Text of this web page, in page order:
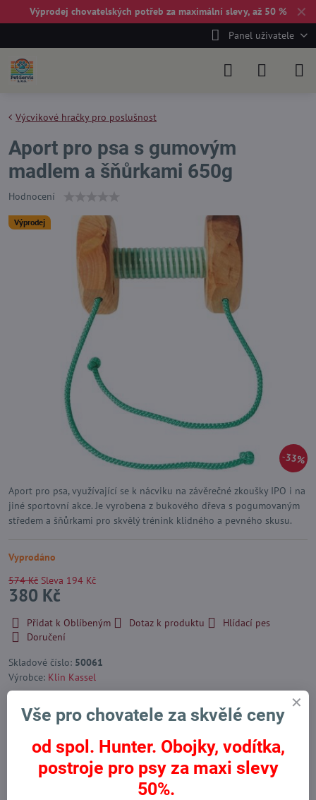
✕
Výprodej chovatelských potřeb za maximální slevy, až 50 %
Panel uživatele
Výprodej
33%
Výcvikové hračky pro poslušnost
Aport pro psa s gumovým
madlem a šňůrkami 650g
Hodnocení
Aport pro psa, využívající se k nácviku na závěrečné zkoušky IPO i na
jiné sportovní akce. Je vyrobena z bukového dřeva s pogumovaným
středem a šňůrkami pro skvělý trénink klidného a pevného skusu.
Vyprodáno
574 Kč Sleva 194 Kč
380 Kč
Přidat k Oblíbeným Dotaz k produktu
Hlídací pes
Doručení
Skladové číslo: 50061
Výrobce: Klin Kassel
mail
Předchozí produkt Následující produkt
Vše pro chovatele za skvělé ceny
od spol. Hunter. Obojky, vodítka,
postroje pro psy za maxi slevy
50%.